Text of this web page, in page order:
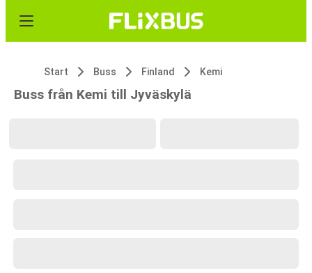
Start Buss Finland Kemi
Buss från Kemi till Jyväskylä